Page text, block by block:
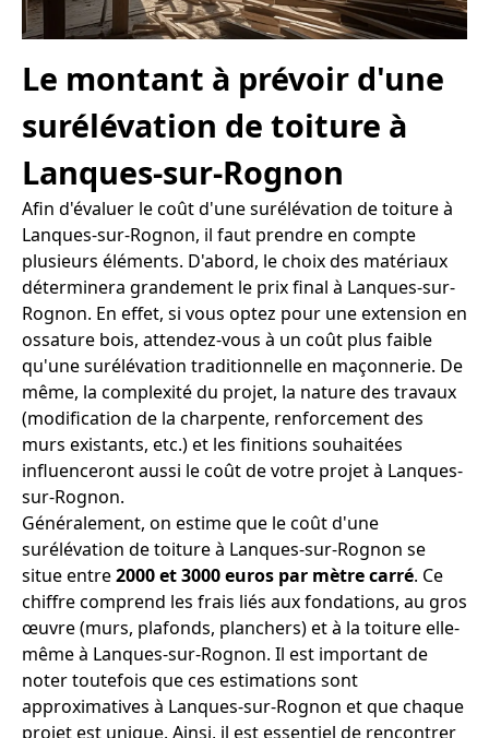
Le montant à prévoir d'une
surélévation de toiture à
Lanques-sur-Rognon
Afin d'évaluer le coût d'une surélévation de toiture à
Lanques-sur-Rognon, il faut prendre en compte
plusieurs éléments. D'abord, le choix des matériaux
déterminera grandement le prix final à Lanques-sur-
Rognon. En effet, si vous optez pour une extension en
ossature bois, attendez-vous à un coût plus faible
qu'une surélévation traditionnelle en maçonnerie. De
même, la complexité du projet, la nature des travaux
(modification de la charpente, renforcement des
murs existants, etc.) et les finitions souhaitées
influenceront aussi le coût de votre projet à Lanques-
sur-Rognon.
Généralement, on estime que le coût d'une
surélévation de toiture à Lanques-sur-Rognon se
situe entre2000 et 3000 euros par mètre carré. Ce
chiffre comprend les frais liés aux fondations, au gros
œuvre (murs, plafonds, planchers) et à la toiture elle-
même à Lanques-sur-Rognon. Il est important de
noter toutefois que ces estimations sont
approximatives à Lanques-sur-Rognon et que chaque
projet est unique. Ainsi, il est essentiel de rencontrer